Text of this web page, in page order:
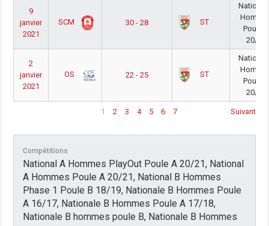
9
janvier
2021
SCM 30 - 28 ST
National
Poule A
20/21
2
janvier
2021
OS 22 - 25 ST
National
Poule A
20/21
1 2 3 4 5 6 7 Suivant
Compétitions
National A Hommes PlayOut Poule A 20/21, National
A Hommes Poule A 20/21, National B Hommes
Phase 1 Poule B 18/19, Nationale B Hommes Poule
A 16/17, Nationale B Hommes Poule A 17/18,
Nationale B hommes poule B, Nationale B Hommes